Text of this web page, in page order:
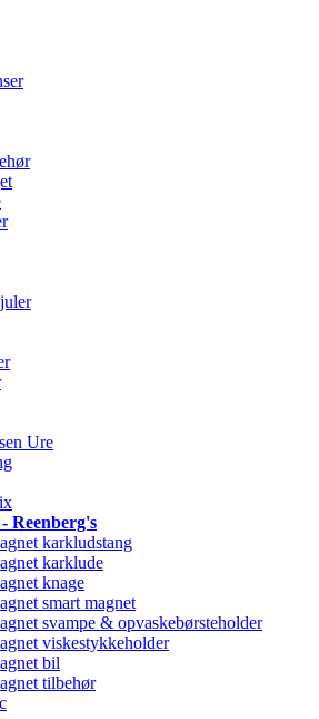
Ure
Reenberg's
karkludstang
karklude
knage
smart magnet
svampe & opvaskebørsteholder
viskestykkeholder
bil
tilbehør